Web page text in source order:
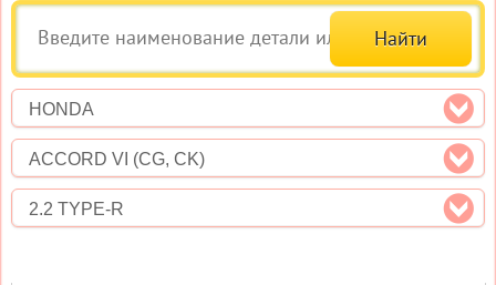
HONDA
ACCORD VI (CG, CK)
2.2 TYPE-R